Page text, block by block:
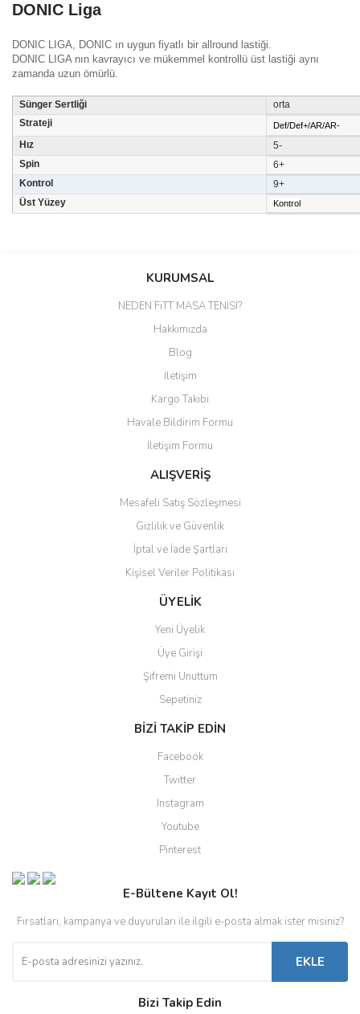
DONIC Liga
DONIC LIGA, DONIC ın uygun fiyatlı bir allround lastiği.
DONIC LIGA nın kavrayıcı ve mükemmel kontrollü üst lastiği aynı
zamanda uzun ömürlü.
Sünger Sertliği
orta
Strateji
Def/Def+/AR/AR-
Hız
5-
Spin
6+
Kontrol
9+
Üst Yüzey
Kontrol
Yorum Yaz
Görüş ve önerileriniz için teşekkür ederiz.
Ürün resmi kalitesiz, bozuk veya görüntülenemiyor.
Ürün bilgilerinde hatalar bulunuyor.
Gönder
KURUMSAL
NEDEN FiTT MASA TENİSİ?
Hakkımızda
Blog
İletişim
Kargo Takibi
Havale Bildirim Formu
İletişim Formu
ALIŞVERİŞ
Mesafeli Satış Sözleşmesi
Gizlilik ve Güvenlik
İptal ve İade Şartları
Kişisel Veriler Politikası
ÜYELİK
Yeni Üyelik
Üye Girişi
Şifremi Unuttum
Sepetiniz
BİZİ TAKİP EDİN
Facebook
Twitter
Instagram
Youtube
Pinterest
E-Bültene Kayıt Ol!
Fırsatları, kampanya ve duyuruları ile ilgili e-posta almak ister misiniz?
EKLE
Bizi Takip Edin